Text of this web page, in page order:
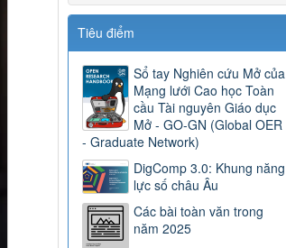
Tiêu điểm
Sổ tay Nghiên cứu Mở của
Mạng lưới Cao học Toàn
cầu Tài nguyên Giáo dục
Mở - GO-GN (Global OER
- Graduate Network)
DigComp 3.0: Khung năng
lực số châu Âu
Các bài toàn văn trong
năm 2025